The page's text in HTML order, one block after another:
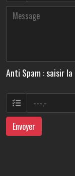
Anti Spam : saisir
Envoyer